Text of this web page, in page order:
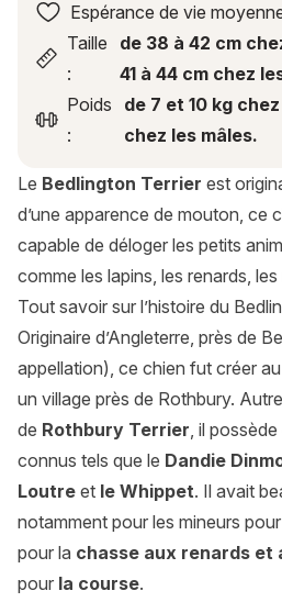
Espérance de vie
Taille
:
de 38 à 42 cm
41 à 44 cm chez
Poids
:
de 7 et 10 kg
chez les mâles.
Le Bedlington Terrier est
d’une apparence de mouton, ce
capable de déloger les petits
comme les lapins, les renards,
Tout savoir sur l’histoire du
Originaire d’Angleterre, près de
appellation), ce chien fut créer
un village près de Rothbury.
de Rothbury Terrier, il
connus tels que le Dandie
Loutre et le Whippet. Il avait
notamment pour les mineurs
pour la chasse aux renards et
pour la course.